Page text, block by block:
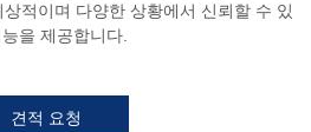
적이며 다양한 상황에서 신뢰할 수 있
을 제공합니다.
견적 요청